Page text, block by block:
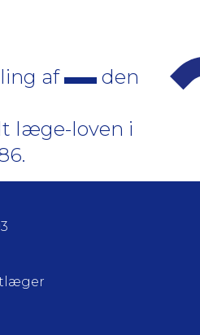
af
den
læge-loven i